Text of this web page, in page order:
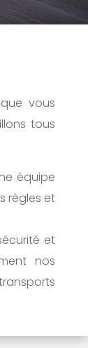
vous
tous
équipe
règles et
et
nos